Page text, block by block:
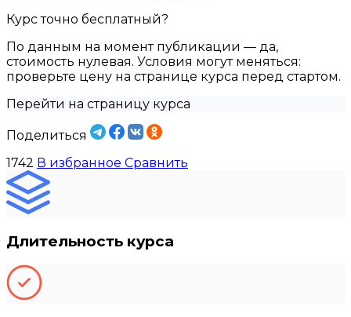
Курс точно бесплатный?
По данным на момент публикации — да,
стоимость нулевая. Условия могут меняться:
проверьте цену на странице курса перед стартом.
Перейти на страницу курса
Поделиться
1742 В избранное Сравнить
Длительность курса